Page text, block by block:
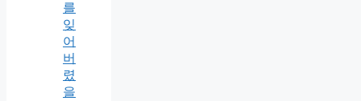
를
잊
어
버
렸
을